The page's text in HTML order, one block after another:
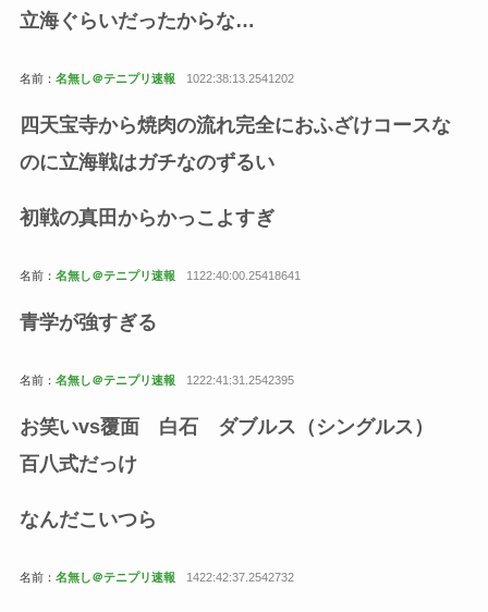
立海ぐらいだったからな…
名前： 名無し＠テニプリ速報 1022:38:13.2541202
四天宝寺から焼肉の流れ完全におふざけコースな
のに立海戦はガチなのずるい
初戦の真田からかっこよすぎ
名前： 名無し＠テニプリ速報 1122:40:00.25418641
青学が強すぎる
名前： 名無し＠テニプリ速報 1222:41:31.2542395
お笑いvs覆面 白石 ダブルス（シングルス）
百八式だっけ
なんだこいつら
名前： 名無し＠テニプリ速報 1422:42:37.2542732